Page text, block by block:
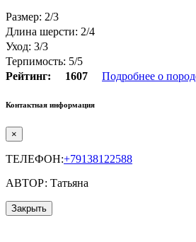
Размер: 2/3
Длина шерсти: 2/4
Уход: 3/3
Терпимость: 5/5
Рейтинг:
1607 Подробнее о
Контактная информация
×
ТЕЛЕФОН:+79138122588
АВТОР: Татьяна
Закрыть